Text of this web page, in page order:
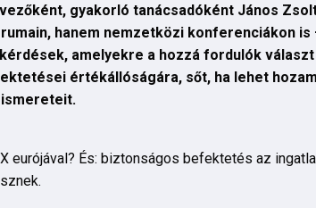
gyakorló tanácsadóként János
hanem nemzetközi konferenciákon
amelyekre a hozzá fordulók
értékállóságára, sőt, ha lehet
eurójával? És: biztonságos befektetés az